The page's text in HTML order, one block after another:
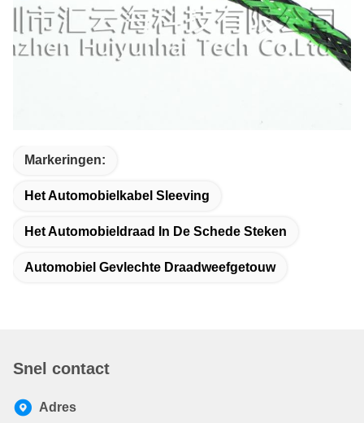
Markeringen:
Het Automobielkabel Sleeving
Het Automobieldraad In De Schede Steken
Automobiel Gevlechte Draadweefgetouw
Snel contact
Adres